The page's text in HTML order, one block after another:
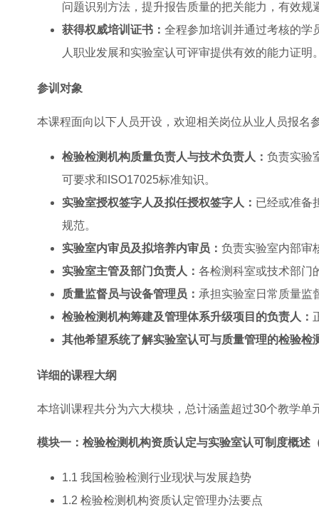
问题识别方法，提升报告质量的把关能力，有效规
获得权威培训证书： 全程参加培训并通过考核的学
人职业发展和实验室认可评审提供有效的能力证明
参训对象
本课程面向以下人员开设，欢迎相关岗位从业人员报名
检验检测机构质量负责人与技术负责人： 负责实验
可要求和ISO17025标准知识。
实验室授权签字人及拟任授权签字人： 已经或准备
规范。
实验室内审员及拟培养内审员： 负责实验室内部审
实验室主管及部门负责人： 各检测科室或技术部门
质量监督员与设备管理员： 承担实验室日常质量监
检验检测机构筹建及管理体系升级项目的负责人：
其他希望系统了解实验室认可与质量管理的检验检
详细的课程大纲
本培训课程共分为六大模块，总计涵盖超过30个教学单
模块一：检验检测机构资质认定与实验室认可制度概述
1.1 我国检验检测行业现状与发展趋势
1.2 检验检测机构资质认定管理办法要点